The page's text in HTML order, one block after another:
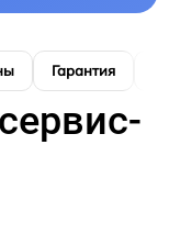
Гарантия